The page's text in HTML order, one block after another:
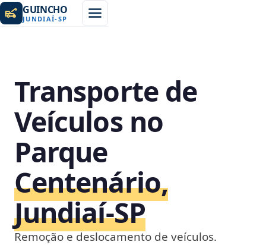
GUINCHO
JUNDIAÍ-SP
Transporte de
Veículos no
Parque
Centenário,
Jundiaí‑SP
Remoção e deslocamento de veículos.